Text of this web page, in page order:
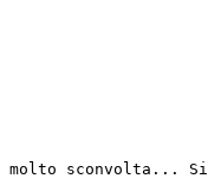
molto sconvolta...